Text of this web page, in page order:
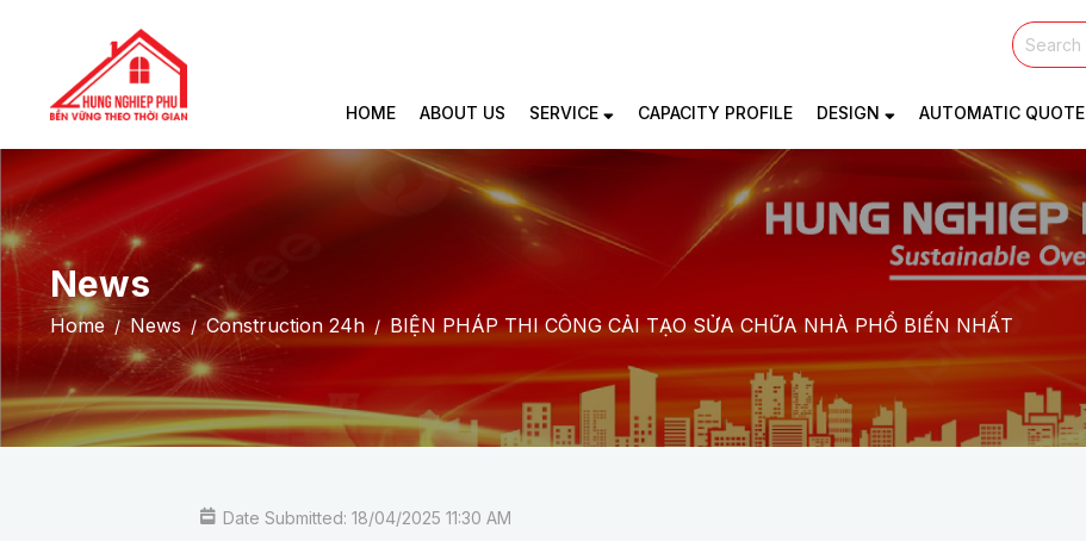
HOME ABOUT US SERVICE CAPACITY PROFILE DESIGN AUTOMATIC QUOTE
News
Home News Construction 24h BIỆN PHÁP THI CÔNG CẢI TẠO SỬA CHỮA NHÀ PHỔ BIẾN NHẤT
Date Submitted: 18/04/2025 11:30 AM